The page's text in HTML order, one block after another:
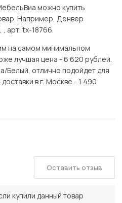
можно купить
Например, Денвер
арт. tx-18766.
на самом минимальном
лучшая цена - 6 620 рублей.
Белый, отлично подойдет для
в г. Москве - 1 490
купили данный товар
Оставить отзыв